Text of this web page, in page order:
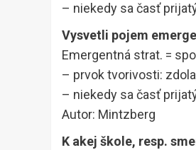
– niekedy sa časť
Vysvetli pojem
Emergentná strat. =
– prvok tvorivosti:
– niekedy sa časť
Autor: Mintzberg
K akej škole, resp.